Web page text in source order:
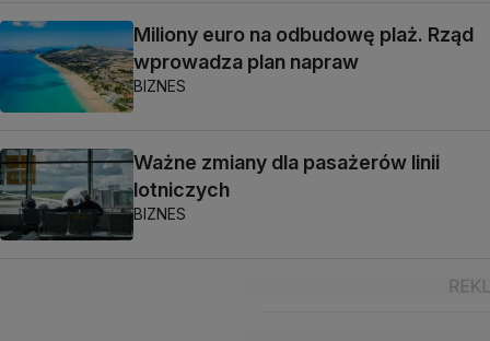
Miliony euro na odbudowę plaż. Rząd
wprowadza plan napraw
BIZNES
Ważne zmiany dla pasażerów linii
lotniczych
BIZNES